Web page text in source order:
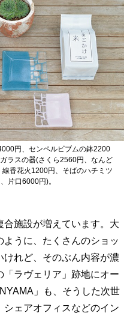
円、センペルビブムの鉢2200
ラスの器(さくら2560円、なんど
香花火1200円、そばのハチミツ
片口6000円)。
施設が増えています。大
うに、たくさんのショッ
れど、そのぶん内容が濃
ラヴェリア」跡地にオー
」も、そうした次世
ェアオフィスなどのイン